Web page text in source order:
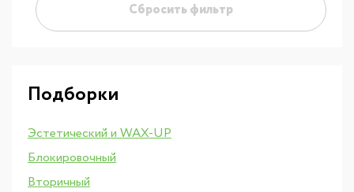
Сбросить фильтр
Подборки
Эстетический и WAX-UP
Блокировочный
Вторичный